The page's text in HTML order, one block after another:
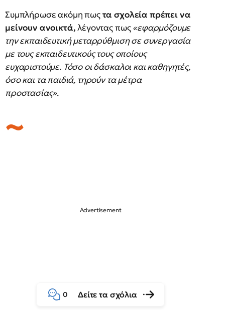
Συμπλήρωσε ακόμη πωςτα σχολεία πρέπει να
μείνουν ανοικτά,λέγοντας πως«εφαρμόζουμε
την εκπαιδευτική μεταρρύθμιση σε συνεργασία
με τους εκπαιδευτικούς τους οποίους
ευχαριστούμε. Τόσο οι δάσκαλοι και καθηγητές,
όσο και τα παιδιά, τηρούν τα μέτρα
προστασίας».
0 Δείτε τα σχόλια